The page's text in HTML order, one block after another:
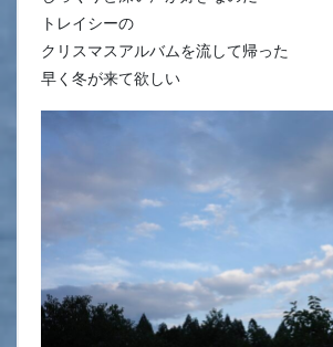
トレイシーの
クリスマスアルバムを流して帰った
早く冬が来て欲しい